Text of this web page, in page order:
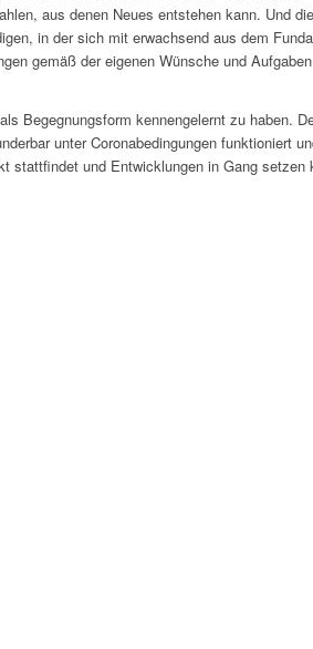
aus denen Neues entstehen kann. Und die
in der sich mit erwachsend aus dem
gemäß der eigenen Wünsche und Aufgaben
Begegnungsform kennengelernt zu haben.
unter Coronabedingungen funktioniert
stattfindet und Entwicklungen in Gang setzen